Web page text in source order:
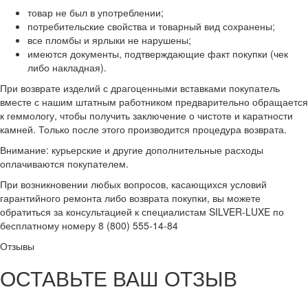
товар не был в употреблении;
потребительские свойства и товарный вид сохранены;
все пломбы и ярлыки не нарушены;
имеются документы, подтверждающие факт покупки (чек
либо накладная).
При возврате изделий с драгоценными вставками покупатель
вместе с нашим штатным работником предварительно обращается
к геммологу, чтобы получить заключение о чистоте и каратности
камней. Только после этого производится процедура возврата.
Внимание: курьерские и другие дополнительные расходы
оплачиваются покупателем.
При возникновении любых вопросов, касающихся условий
гарантийного ремонта либо возврата покупки, вы можете
обратиться за консультацией к специалистам SILVER-LUXE по
бесплатному номеру 8 (800) 555-14-84
Отзывы
ОСТАВЬТЕ ВАШ ОТЗЫВ